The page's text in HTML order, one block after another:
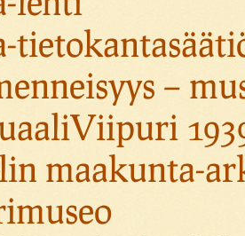
–
maakunta-